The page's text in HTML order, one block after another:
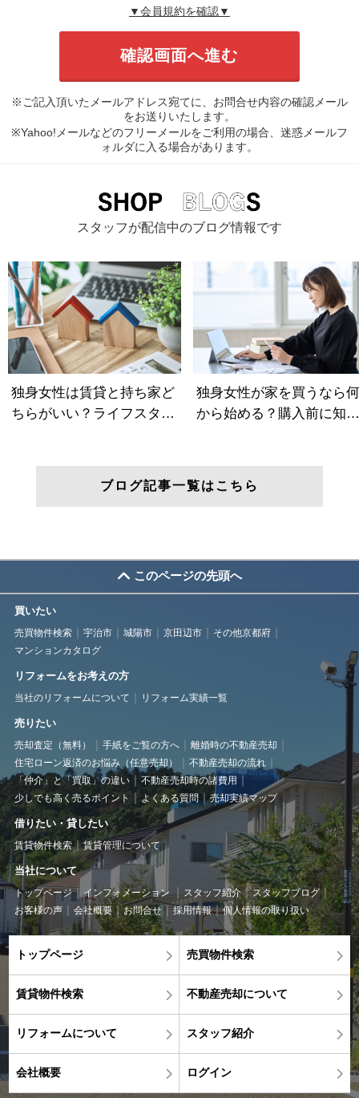
▼会員規約を確認▼
※ご記入頂いたメールアドレス宛てに、お問合せ内容の確認メール
をお送りいたします。
※Yahoo!メールなどのフリーメールをご利用の場合、迷惑メールフ
ォルダに入る場合があります。
スタッフが配信中のブログ情報です
ブログ記事一覧はこちら
このページの先頭へ
買いたい
売買物件検索 宇治市 城陽市 京田辺市
その他京都府
マンションカタログ
リフォームをお考えの方
当社のリフォームについて リフォーム実績一覧
売りたい
売却査定（無料） 手紙をご覧の方へ
離婚時の不動産売却
住宅ローン返済のお悩み（任意売却）
不動産売却の流れ
「仲介」と「買取」の違い
不動産売却時の諸費用
少しでも高く売るポイント
よくある質問 売却実績マップ
借りたい・貸したい
賃貸物件検索 賃貸管理について
当社について
トップページ インフォメーション スタッフ紹介
スタッフブログ
お客様の声
会社概要 お問合せ 採用情報 個人情報の取り扱い
トップページ 売買物件検索
賃貸物件検索 不動産売却について
リフォームについて スタッフ紹介
会社概要 ログイン